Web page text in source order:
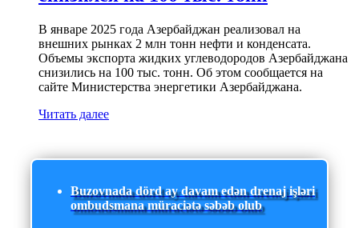
В январе 2025 года Азербайджан реализовал на
внешних рынках 2 млн тонн нефти и конденсата.
Объемы экспорта жидких углеводородов Азербайджана
снизились на 100 тыс. тонн. Об этом сообщается на
сайте Министерства энергетики Азербайджана.
Читать далее
Buzovnada dörd ay davam edən drenaj işləri
ombudsmana müraciətə səbəb olub